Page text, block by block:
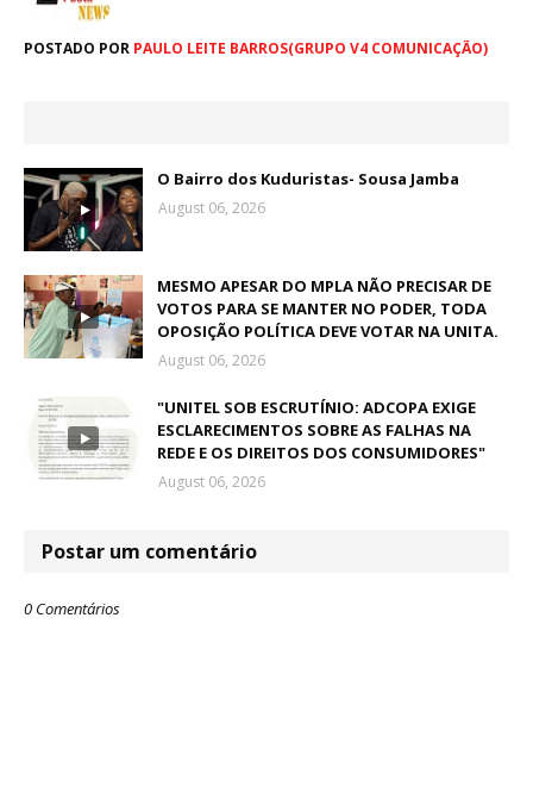
POSTADO POR PAULO LEITE BARROS(GRUPO V4 COMUNICAÇÃO)
O Bairro dos Kuduristas- Sousa Jamba
August 06, 2026
MESMO APESAR DO MPLA NÃO PRECISAR DE
VOTOS PARA SE MANTER NO PODER, TODA
OPOSIÇÃO POLÍTICA DEVE VOTAR NA UNITA.
August 06, 2026
"UNITEL SOB ESCRUTÍNIO: ADCOPA EXIGE
ESCLARECIMENTOS SOBRE AS FALHAS NA
REDE E OS DIREITOS DOS CONSUMIDORES"
August 06, 2026
Postar um comentário
0 Comentários